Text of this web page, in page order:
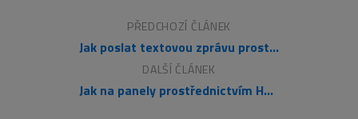
PŘEDCHOZÍ ČLÁNEK
Jak poslat textovou zprávu prostřednictvím PHP
DALŠÍ ČLÁNEK
Jak na panely prostřednictvím HTML, CSS 3 a JavaScriptu?